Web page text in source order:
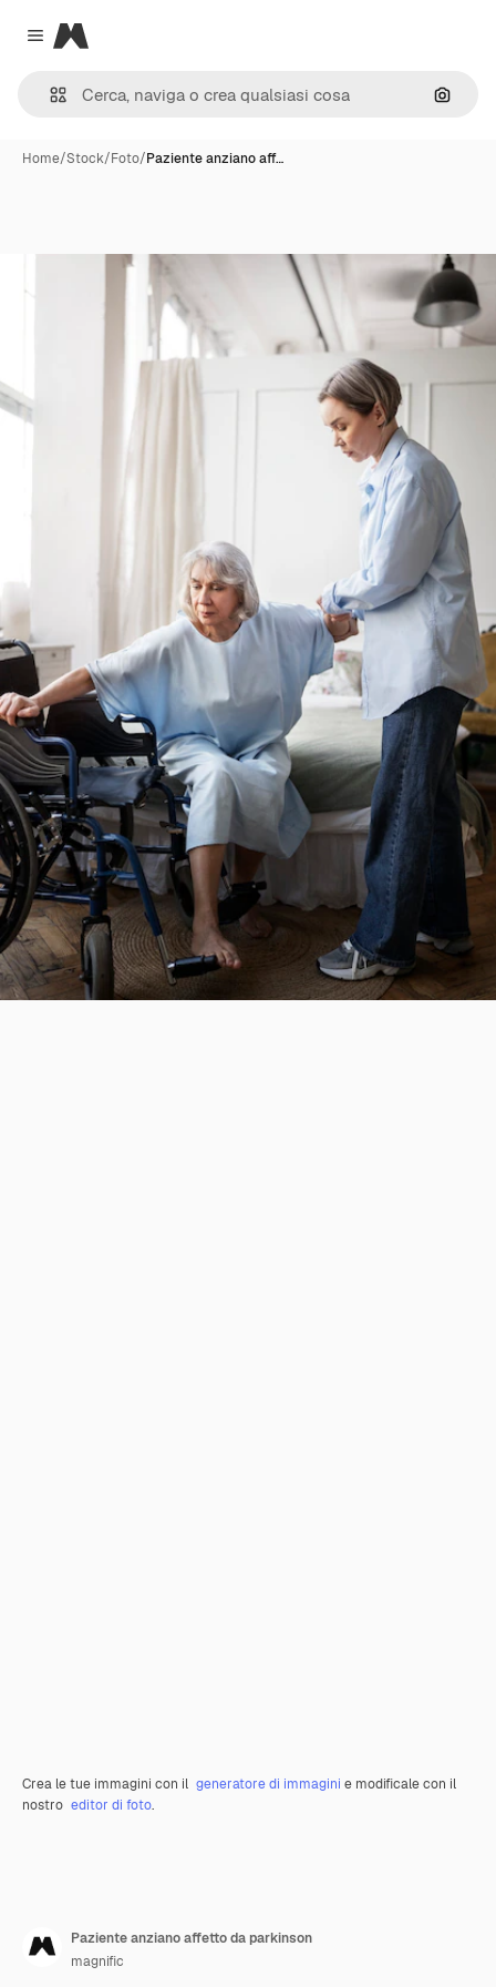
Close menu
Magnific
Cerca
Home/Stock/Foto/Paziente anziano aff…
Crea le tue immagini con il generatore di immagini e modificale con il
nostro editor di foto.
Paziente anziano affetto da parkinson
magnific